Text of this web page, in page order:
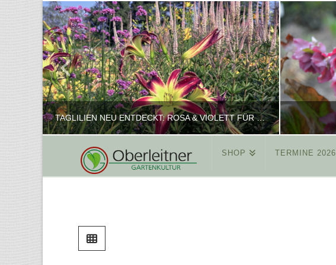
TAGLILIEN NEU ENTDECKT: ROSA & VIOLETT FÜR ROMANTISCHE PFLANZKOMBINATIONEN
REINHARD
SHOP TERMINE 2026